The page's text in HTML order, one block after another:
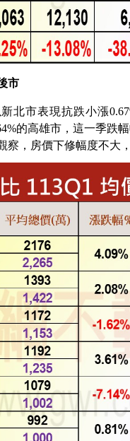
市
北市表現抗跌小漲
的高雄市，這一季跌
，房價下修幅度不大